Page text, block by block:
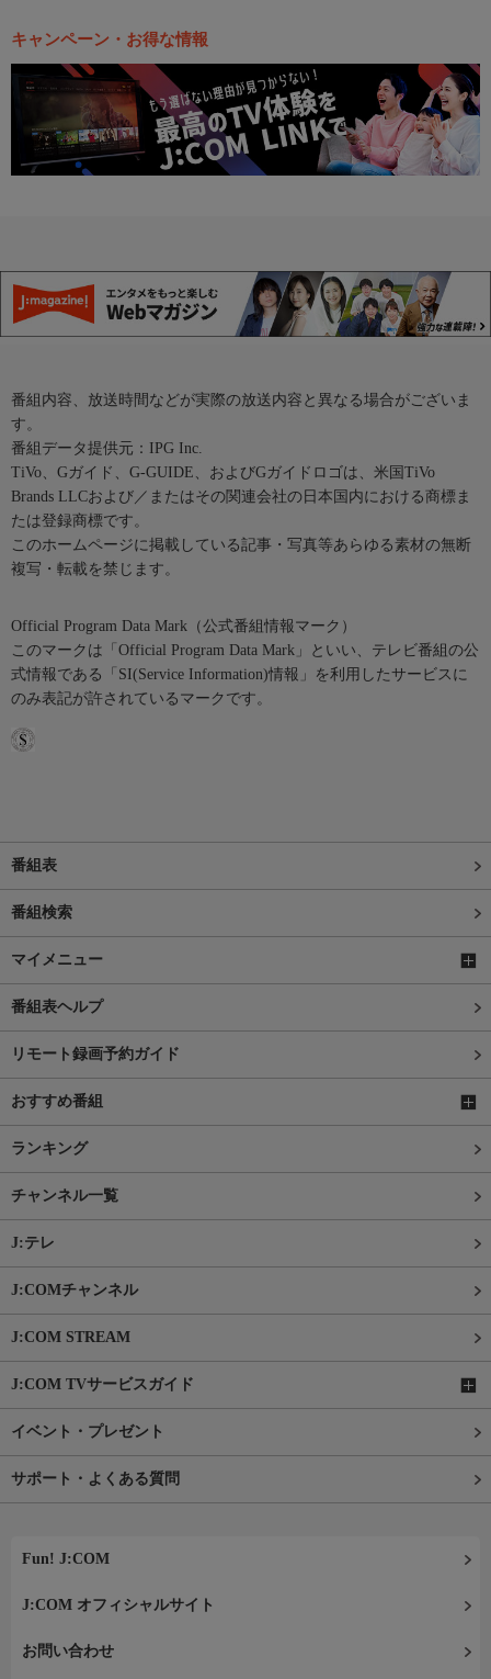
キャンペーン・お得な情報
番組内容、放送時間などが実際の放送内容と異なる場合がございま
す。
番組データ提供元：IPG Inc.
TiVo、Gガイド、G-GUIDE、およびGガイドロゴは、米国TiVo
Brands LLCおよび／またはその関連会社の日本国内における商標ま
たは登録商標です。
このホームページに掲載している記事・写真等あらゆる素材の無断
複写・転載を禁じます。
Official Program Data Mark（公式番組情報マーク）
このマークは「Official Program Data Mark」といい、テレビ番組の公
式情報である「SI(Service Information)情報」を利用したサービスに
のみ表記が許されているマークです。
番組表
番組検索
マイメニュー
番組表ヘルプ
リモート録画予約ガイド
おすすめ番組
ランキング
チャンネル一覧
J:テレ
J:COMチャンネル
J:COM STREAM
J:COM TVサービスガイド
イベント・プレゼント
サポート・よくある質問
Fun! J:COM
J:COM オフィシャルサイト
お問い合わせ